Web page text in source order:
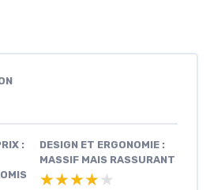
:
DESIGN ET ERGONOMIE :
MASSIF MAIS RASSURANT
★★★★★
★★★★★